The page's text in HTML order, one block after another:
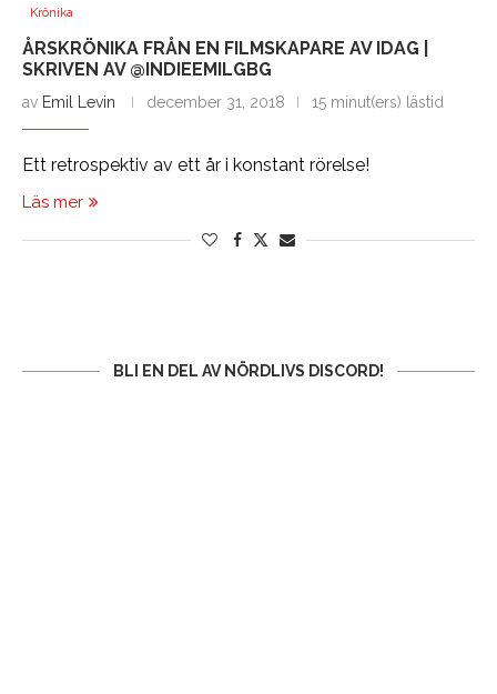
Krönika
ÅRSKRÖNIKA FRÅN EN FILMSKAPARE AV IDAG |
SKRIVEN AV @INDIEEMILGBG
av Emil Levin december 31, 2018 15 minut(ers) lästid
Ett retrospektiv av ett år i konstant rörelse!
Läs mer
BLI EN DEL AV NÖRDLIVS DISCORD!